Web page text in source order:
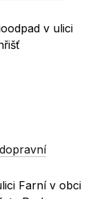
v ulici
dopravní
Farní v obci